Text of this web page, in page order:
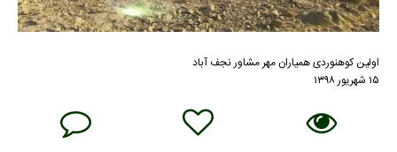
اولین کوهنوردی همیاران مهر مشاور نجف آباد
۱۵ شهریور ۱۳۹۸